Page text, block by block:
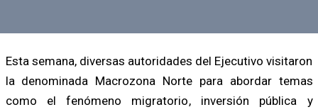
Esta semana, diversas autoridades del Ejecutivo visitaron
la denominada Macrozona Norte para abordar temas
como el fenómeno migratorio, inversión pública y